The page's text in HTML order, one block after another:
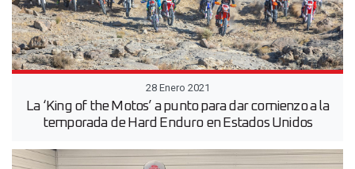
28 Enero 2021
La ‘King of the Motos’ a punto para dar comienzo a la
temporada de Hard Enduro en Estados Unidos